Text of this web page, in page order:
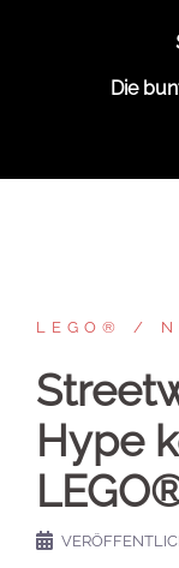
Die
LEGO®
Hype